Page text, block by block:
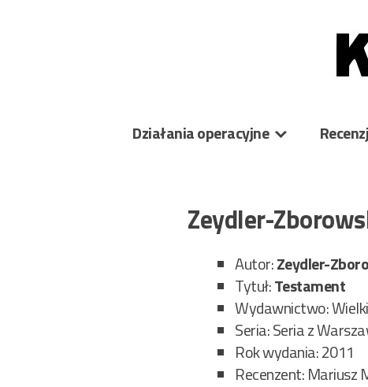
Działania operacyjne
Zeydler-
Autor:Zeydler-
Tytuł:Testament
Wydawnictwo:
Seria: Seria z
Rok wydania: 2011
Recenzent: Mariusz